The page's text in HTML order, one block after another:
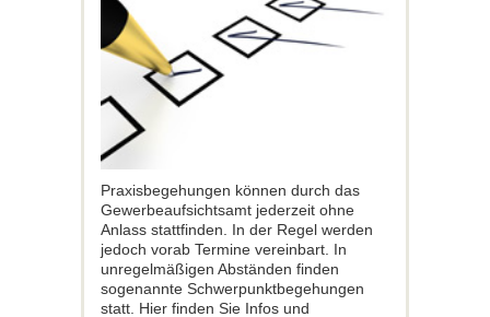
Praxisbegehungen können durch das
Gewerbeaufsichtsamt jederzeit ohne
Anlass stattfinden. In der Regel werden
jedoch vorab Termine vereinbart. In
unregelmäßigen Abständen finden
sogenannte Schwerpunktbegehungen
statt. Hier finden Sie Infos und